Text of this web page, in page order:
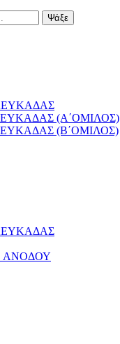
(Α΄ΟΜΙΛΟΣ)
(Β΄ΟΜΙΛΟΣ)
ΑΝΟΔΟΥ